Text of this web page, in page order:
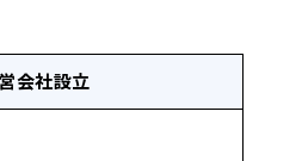
7,277件（2025年10月時点）
会社設立